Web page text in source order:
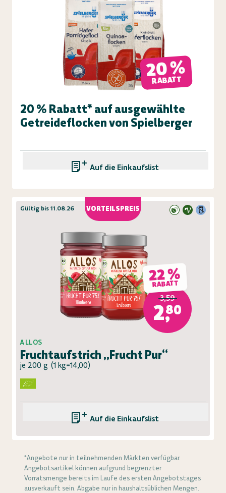
20 %
RABATT
20 % Rabatt* auf ausgewählte
Getreideflocken von Spielberger
Auf die Einkaufsliste
VORTEILSPREIS
Gültig bis 11.08.26
22 %
RABATT
3,59
2,80
ALLOS
Fruchtaufstrich „Frucht Pur“
je 200 g (1 kg=14,00)
Auf die Einkaufsliste
*Angebote nur in teilnehmenden Märkten verfügbar.
Angebotsartikel können aufgrund begrenzter
Vorratsmenge bereits im Laufe des ersten Angebotstages
ausverkauft sein. Abgabe nur in haushaltsüblichen Mengen.